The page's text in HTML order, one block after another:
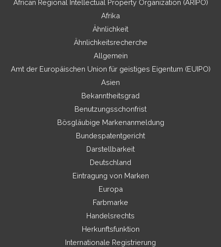
African Regional Intellectual Property Organization (ARIPO)
Afrika
Ähnlichkeit
Ähnlichkeitsrecherche
Allgemein
Amt der Europäischen Union für geistiges Eigentum (EUIPO)
Asien
Bekanntheitsgrad
Benutzungsschonfrist
Bösgläubige Markenanmeldung
Bundespatentgericht
Darstellbarkeit
Deutschland
Eintragung von Marken
Europa
Farbmarke
Handelsrechts
Herkunftsfunktion
Internationale Registrierung